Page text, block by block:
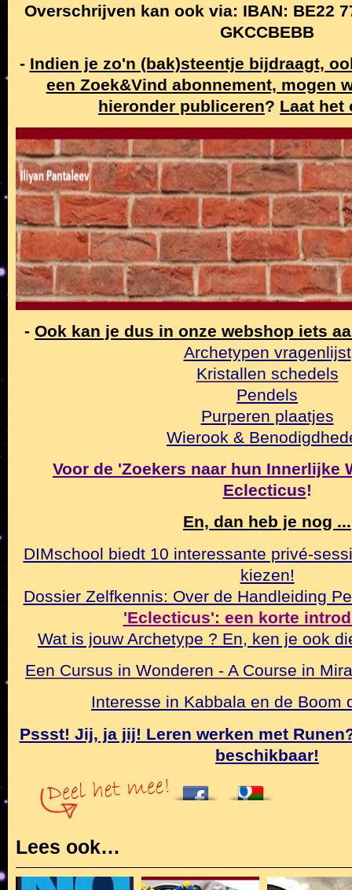
Overschrijven kan ook via: IBAN: BE22
GKCCBEBB
- Indien je zo'n (bak)steentje bijdraagt,
een Zoek&Vind abonnement, mogen
hieronder publiceren? Laat het
- Ook kan je dus in onze webshop iets
Archetypen vragenlijst
Kristallen schedels
Pendels
Purperen plaatjes
Wierook &
Voor de 'Zoekers naar hun Innerlijke
Eclecticus!
En, dan heb je nog ...
DIMschool biedt 10 interessante privé-
kiezen!
Dossier Zelfkennis: Over de Handleiding
'Eclecticus': een korte
Wat is jouw Archetype ? En, ken je ook
Een Cursus in Wonderen - A Course in
Interesse in Kabbala en de Boom
Pssst! Jij, ja jij! Leren werken met
beschikbaar!
Lees ook…